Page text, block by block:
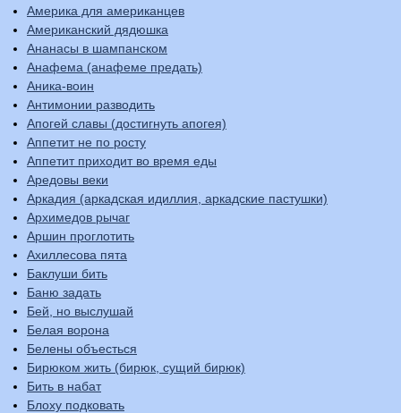
Америка для американцев
Американский дядюшка
Ананасы в шампанском
Анафема (анафеме предать)
Аника-воин
Антимонии разводить
Апогей славы (достигнуть апогея)
Аппетит не по росту
Аппетит приходит во время еды
Аредовы веки
Аркадия (аркадская идиллия, аркадские пастушки)
Архимедов рычаг
Аршин проглотить
Ахиллесова пята
Баклуши бить
Баню задать
Бей, но выслушай
Белая ворона
Белены объесться
Бирюком жить (бирюк, сущий бирюк)
Бить в набат
Блоху подковать